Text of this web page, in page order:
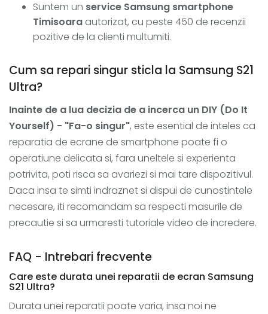
Suntem un service Samsung smartphone
Timisoara autorizat, cu peste 450 de recenzii
pozitive de la clienti multumiti.
Cum sa repari singur sticla la Samsung S21
Ultra?
Inainte de a lua decizia de a incerca un DIY (Do It
Yourself) - "Fa-o singur", este esential de inteles ca
reparatia de ecrane de smartphone poate fi o
operatiune delicata si, fara uneltele si experienta
potrivita, poti risca sa avariezi si mai tare dispozitivul.
Daca insa te simti indraznet si dispui de cunostintele
necesare, iti recomandam sa respecti masurile de
precautie si sa urmaresti tutoriale video de incredere.
FAQ - Intrebari frecvente
Care este durata unei reparatii de ecran Samsung
S21 Ultra?
Durata unei reparatii poate varia, insa noi ne